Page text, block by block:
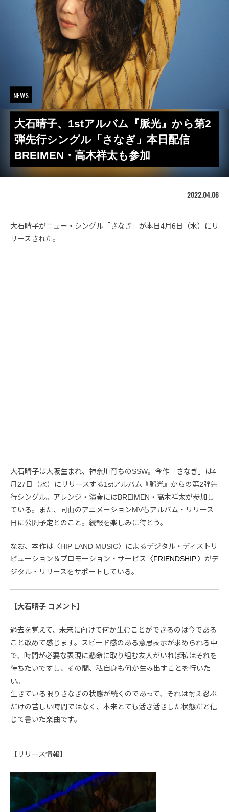
NEWS
大石晴子、1stアルバム『脈光』から第2
弾先行シングル「さなぎ」本日配信
BREIMEN・高木祥太も参加
2022.04.06
大石晴子がニュー・シングル「さなぎ」が本日4月6日（水）にリ
リースされた。
大石晴子は大阪生まれ、神奈川育ちのSSW。今作「さなぎ」は4
月27日（水）にリリースする1stアルバム『脈光』からの第2弾先
行シングル。アレンジ・演奏にはBREIMEN・高木祥太が参加し
ている。また、同曲のアニメーションMVもアルバム・リリース
日に公開予定とのこと。続報を楽しみに待とう。
なお、本作は〈HIP LAND MUSIC〉によるデジタル・ディストリ
ビューション＆プロモーション・サービス
〈FRIENDSHIP.〉 がデ
ジタル・リリースをサポートしている。
【大石晴子 コメント】
過去を覚えて、未来に向けて何か生むことができるのは今である
こと改めて感じます。スピード感のある意思表示が求められる中
で、時間が必要な表現に懸命に取り組む友人がいれば私はそれを
待ちたいですし、その間、私自身も何か生み出すことを行いた
い。
生きている限りさなぎの状態が続くのであって、それは耐え忍ぶ
だけの苦しい時間ではなく、本来とても活き活きした状態だと信
じて書いた楽曲です。
【リリース情報】